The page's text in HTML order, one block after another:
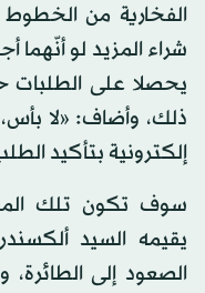
الفخارية من الخطوط
شراء المزيد لو أنّهما
يحصلا على الطلبات
ذلك، وأضاف: «لا بأس،
إلكترونية بتأكيد
سوف تكون تلك
يقيمه السيد
الصعود إلى الطائرة،